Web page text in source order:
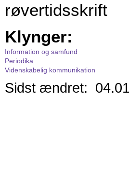
røvertidsskrift
Klynger:
Information og samfund
Periodika
Videnskabelig kommunikation
Sidst ændret: